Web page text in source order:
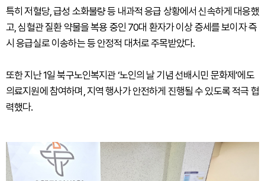
특히 저혈당, 급성 소화불량 등 내과적 응급 상황에서 신속하게 대응했
고, 심혈관 질환 약물을 복용 중인 70대 환자가 이상 증세를 보이자 즉
시 응급실로 이송하는 등 안정적 대처로 주목받았다.
또한 지난 1일 북구노인복지관 ‘노인의 날 기념 선배시민 문화제’에도
의료지원에 참여하며, 지역 행사가 안전하게 진행될 수 있도록 적극 협
력했다.